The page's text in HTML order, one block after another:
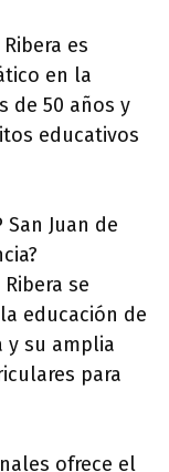
es
en la
de 50 años y
educativos
Juan de
se
educación de
y su amplia
para
ofrece el